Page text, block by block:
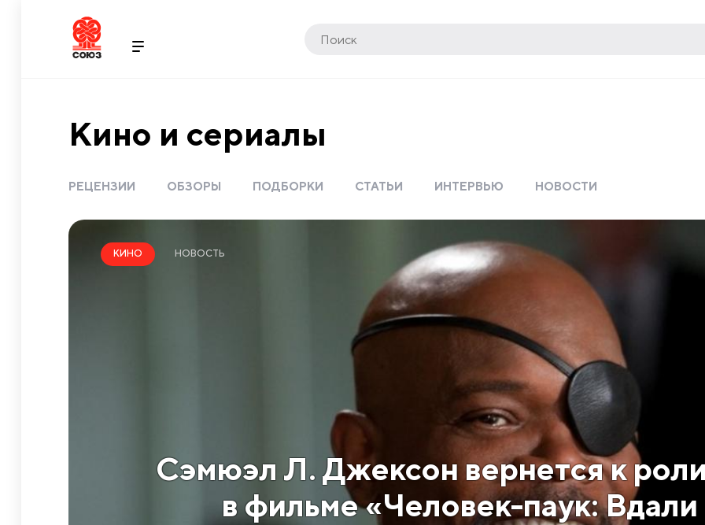
Кино и сериалы
РЕЦЕНЗИИ ОБЗОРЫ ПОДБОРКИ СТАТЬИ ИНТЕРВЬЮ НОВОСТИ
Сэмюэл Л. Джексон вернется к
в фильме «Человек-паук: Вдали
КИНО НОВОСТЬ